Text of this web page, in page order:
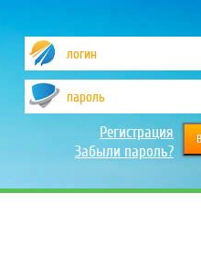
Регистрация
Забыли пароль?